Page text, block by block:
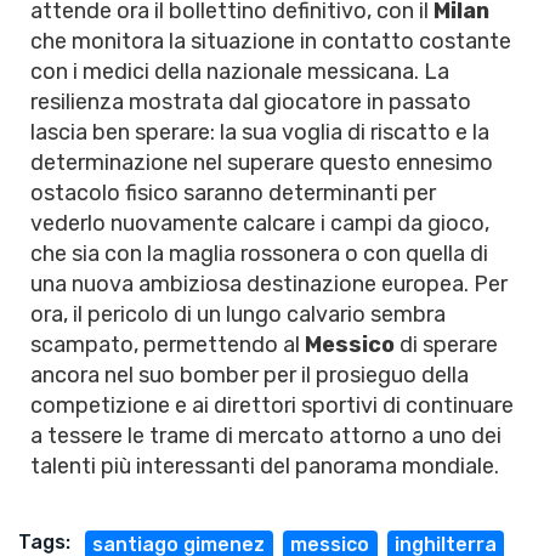
attende ora il bollettino definitivo, con il Milan
che monitora la situazione in contatto costante
con i medici della nazionale messicana. La
resilienza mostrata dal giocatore in passato
lascia ben sperare: la sua voglia di riscatto e la
determinazione nel superare questo ennesimo
ostacolo fisico saranno determinanti per
vederlo nuovamente calcare i campi da gioco,
che sia con la maglia rossonera o con quella di
una nuova ambiziosa destinazione europea. Per
ora, il pericolo di un lungo calvario sembra
scampato, permettendo al Messico di sperare
ancora nel suo bomber per il prosieguo della
competizione e ai direttori sportivi di continuare
a tessere le trame di mercato attorno a uno dei
talenti più interessanti del panorama mondiale.
Tags: santiago gimenez messico inghilterra